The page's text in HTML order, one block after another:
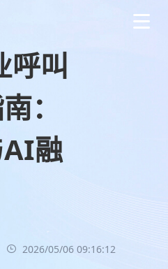
呼叫
：
融
2026/05/06 09:16:12